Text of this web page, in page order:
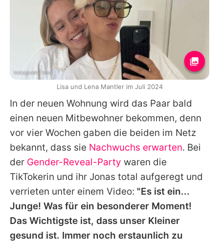
In der neuen Wohnung wird das Paar bald
einen neuen Mitbewohner bekommen, denn
vor vier Wochen gaben die beiden im Netz
bekannt, dass sie Nachwuchs erwarten. Bei
der Gender-Reveal-Party waren die
TikTokerin und ihr Jonas total aufgeregt und
verrieten unter einem Video: "Es ist ein...
Junge! Was für ein besonderer Moment!
Das Wichtigste ist, dass unser Kleiner
gesund ist. Immer noch erstaunlich zu
Instagram / lena
Lisa und Lena Mantler im Juli 2024